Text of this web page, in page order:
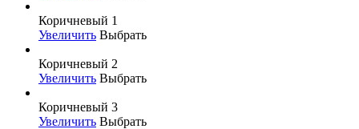
Коричневый 1
Увеличить Выбрать
Коричневый 2
Увеличить Выбрать
Коричневый 3
Увеличить Выбрать